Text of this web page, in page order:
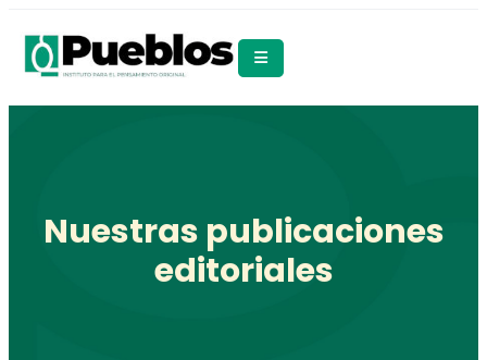
Nuestras publicaciones
editoriales